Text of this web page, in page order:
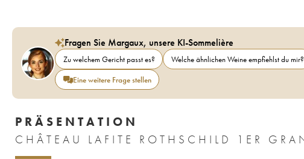
Fragen Sie Margaux, unsere KI-Sommelière
Zu welchem Gericht passt es? Welche ähnlichen Weine empfiehlst du mir?
Eine weitere Frage stellen
PRÄSENTATION